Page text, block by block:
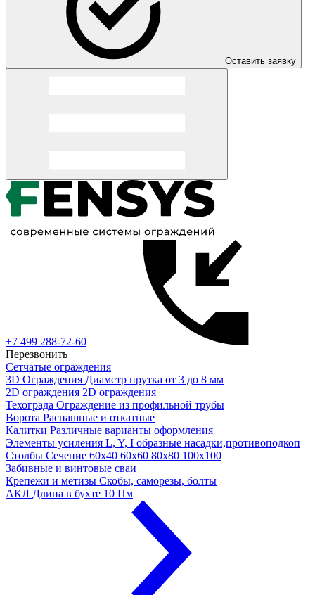
Оставить заявку
+7 499 288-72-60
Перезвонить
Сетчатые ограждения
3D Ограждения Диаметр прутка от 3 до 8 мм
2D ограждения 2D ограждения
Техограда Ограждение из профильной трубы
Ворота Распашные и откатные
Калитки Различные варианты оформления
Элементы усиления L, Y, I образные насадки,противоподкоп
Столбы Сечение 60х40 60х60 80х80 100х100
Забивные и винтовые сваи
Крепежи и метизы Скобы, саморезы, болты
АКЛ Длина в бухте 10 Пм